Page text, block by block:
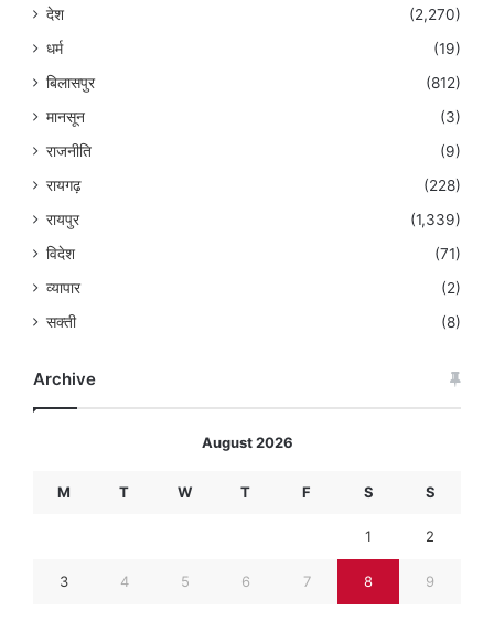
देश
(2,270)
धर्म
(19)
बिलासपुर
(812)
मानसून
(3)
राजनीति
(9)
रायगढ़
(228)
रायपुर
(1,339)
विदेश
(71)
व्यापार
(2)
सक्ती
(8)
Archive
August 2026
M T W T F S S
1 2
3 4 5 6 7 8 9